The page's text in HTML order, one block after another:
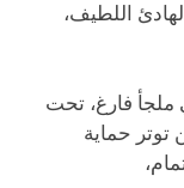
اللطيف،
ملجأ فارغ، تحت
توتر حماية